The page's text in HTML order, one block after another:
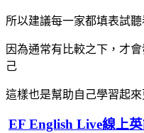
所以建議每一家都填表試聽
因為通常有比較之下，才
己
這樣也是幫助自己學習起
EF English Live線上